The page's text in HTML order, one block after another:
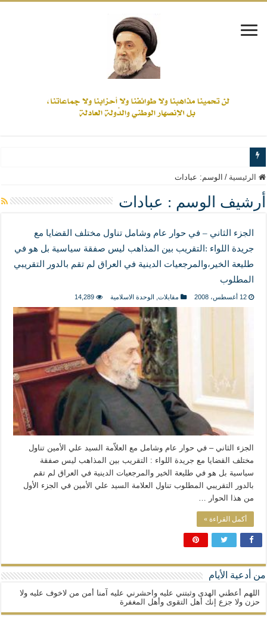
www.alamine.net
مواقف وآراء العلاّمة السيد علي الأمين من الأحداث والقضايا - اضغط للاطلاع
إذا كان التسنن هو الإيمان بسنة رسول الله ( صلى الله عليه وآله) فكلّ
علاقات المذاهب والأديان لا يجوز أن تكون على حساب الأوطان
لن تحمينا مذاهبنا ولا طوائفنا ولا أحزابنا ولا جماعاتنا، بل الإنصهار الوطني والدولة
المذاهب ليست قدرًا لا يمكن تجاوزه
ليست المنفعة تأتي من إسلامية النّظام كما لا تأتي المضرة من مسيحية النظام
المتهاون بوطنه متهاون بدينه حتماً
نسج العلاقة مع الآخر تكون من خلال منظومة القيم و المبادئ الانسانية التي تجعل
الرئيسية / الوسم: عبادات
أرشيف الوسم : عبادات
الجزء الثاني – في حوار عام وشامل تناول مختلف القضايا مع
جريدة اللواء :التقريب بين المذاهب ليس صفقة سياسية بل هو في
طليعة الخير،والمرجعيات الدينية في العراق لم تقم بالدور التقريبي
المطلوب
12 أغسطس، 2008 مقابلات, الوحدة الاسلامية 14,289
الجزء الثاني – في حوار عام وشامل مع العلاّمة السيد علي الأمين تناول
مختلف القضايا مع جريدة اللواء : التقريب بين المذاهب ليس صفقة
سياسية بل هو في طليعة الخير والمرجعيات الدينية في العراق لم تقم
بالدور التقريبي المطلوب تناول العلامة السيد علي الأمين في الجزء الأول
من هذا الحوار …
أكمل القراءة »
من أدعية الأيام
اللهم أعطني الهدى وثبتني عليه واحشرني عليه آمنا أمن من لاخوف عليه ولا
حزن ولا جزع إنك أهل التقوى وأهل المغفرة